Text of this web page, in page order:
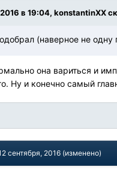
в 19:04, konstantinXX
(наверное не
она вариться и
Ну и конечно самый
сентября, 2016 (изменено)